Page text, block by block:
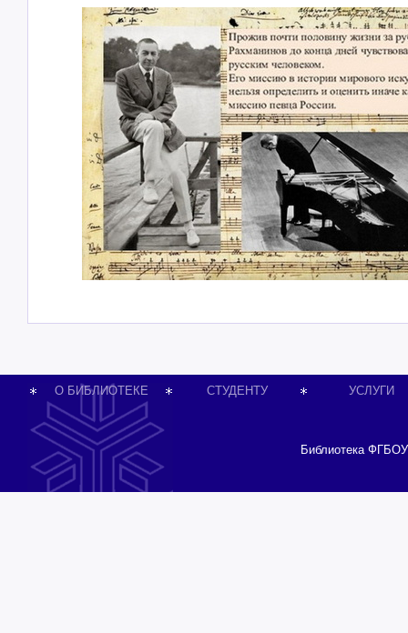
О БИБЛИОТЕКЕ СТУДЕНТУ УСЛУГИ
Библиотека